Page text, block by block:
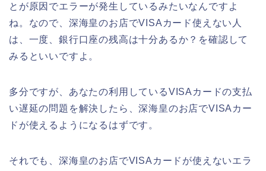
とが原因でエラーが発生しているみたいなんですよ
ね。なので、深海皇のお店でVISAカード使えない人
は、一度、銀行口座の残高は十分あるか？を確認して
みるといいですよ。
多分ですが、あなたの利用しているVISAカードの支払
い遅延の問題を解決したら、深海皇のお店でVISAカー
ドが使えるようになるはずです。
それでも、深海皇のお店でVISAカードが使えないエラ